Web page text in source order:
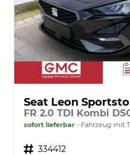
Seat Leon
sofort lieferbar Fahrzeug mit
Fahrzeugnr. 334412